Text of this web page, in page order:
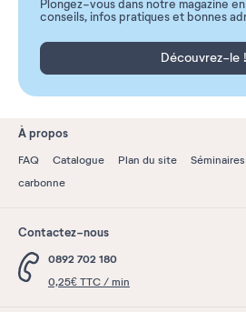
Plongez-vous dans notre magazine
conseils, infos pratiques et bonnes
Découvrez-le !
À propos
FAQ Catalogue Plan du site Séminaires
carbonne
Contactez-nous
0892 702 180
0,25€ TTC / min